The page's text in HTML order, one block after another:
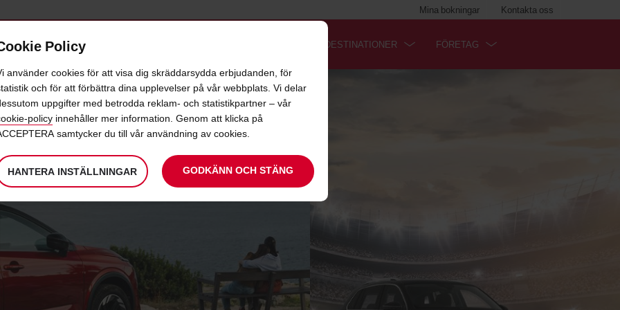
Kontakta oss
Mina bokningar
ERBJUDANDEN POPULÄRA DESTINATIONER FÖRETAG
Policy
använder cookies för att visa dig skräddarsydda erbjudanden, för
och för att förbättra dina upplevelser på vår webbplats. Vi delar
uppgifter med betrodda reklam- och statistikpartner – vår
policy innehåller mer information. Genom att klicka på
samtycker du till vår användning av cookies.
HANTERA INSTÄLLNINGAR GODKÄNN OCH STÄNG